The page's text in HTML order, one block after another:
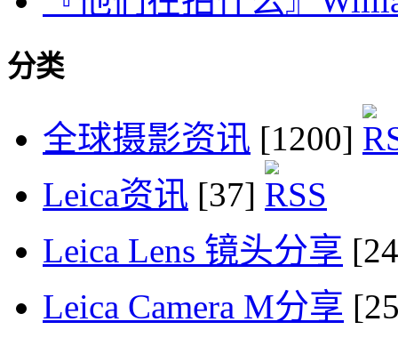
分类
全球摄影资讯 [1200]
Leica资讯 [37]
Leica Lens 镜头分享
Leica Camera M分享